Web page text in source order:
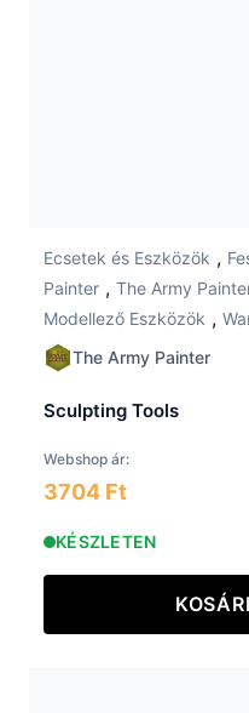
Ecsetek és Eszközök ,
Painter , The Army
Modellező Eszközök ,
The Army Painter
Sculpting Tools
Webshop ár:
3704 Ft
KÉSZLETEN